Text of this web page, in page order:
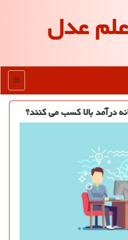
علم عدل
منو
درآمد بالا كسب می كنند؟